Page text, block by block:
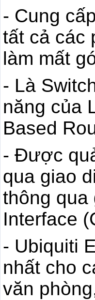
- Cung
tất cả các
làm mất
- Là
năng của
Based
- Được
qua giao
thông qua
Interface
- Ubiquiti
nhất cho
văn